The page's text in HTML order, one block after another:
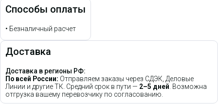
Способы оплаты
• Безналичный расчет
Доставка
Доставка в регионы РФ:
По всей России: Отправляем заказы через СДЭК, Деловые
Линии и другие ТК. Средний срок в пути — 2–5 дней. Возможна
отгрузка вашему перевозчику по согласованию.